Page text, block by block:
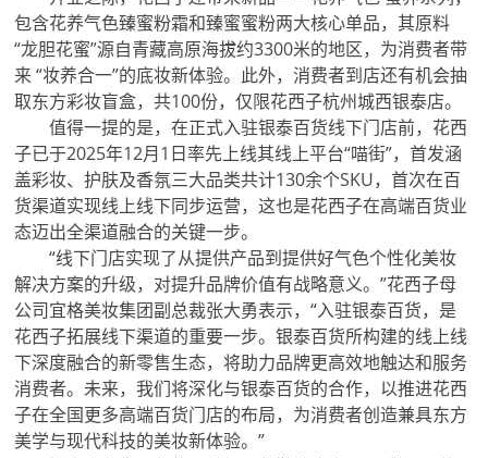
包含花养气色臻蜜粉霜和臻蜜蜜粉两大核心单品，其原料
“龙胆花蜜”源自青藏高原海拔约3300米的地区，为消费者带
来 “妆养合一”的底妆新体验。此外，消费者到店还有机会抽
取东方彩妆盲盒，共100份，仅限花西子杭州城西银泰店。
值得一提的是，在正式入驻银泰百货线下门店前，花西
子已于2025年12月1日率先上线其线上平台“喵街”，首发涵
盖彩妆、护肤及香氛三大品类共计130余个SKU，首次在百
货渠道实现线上线下同步运营，这也是花西子在高端百货业
态迈出全渠道融合的关键一步。
“线下门店实现了从提供产品到提供好气色个性化美妆
解决方案的升级，对提升品牌价值有战略意义。”花西子母
公司宜格美妆集团副总裁张大勇表示，“入驻银泰百货，是
花西子拓展线下渠道的重要一步。银泰百货所构建的线上线
下深度融合的新零售生态，将助力品牌更高效地触达和服务
消费者。未来，我们将深化与银泰百货的合作，以推进花西
子在全国更多高端百货门店的布局，为消费者创造兼具东方
美学与现代科技的美妆新体验。”